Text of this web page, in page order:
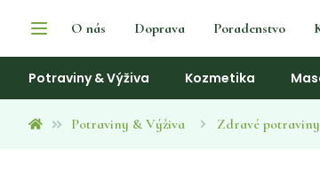
O nás Doprava Poradenstvo
Potraviny & Výživa Kozmetika
Potraviny & Výživa Zdravé potraviny